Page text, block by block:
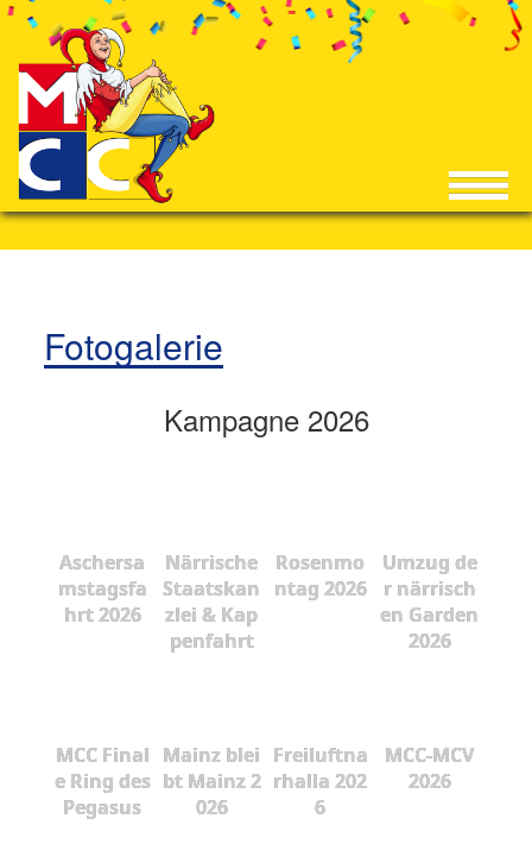
Fotogalerie
Kampagne 2026
Aschersa
mstagsfa
hrt 2026
Närrische
Staatskan
zlei & Kap
penfahrt
Rosenmo
ntag 2026
Umzug de
r närrisch
en Garden
2026
MCC Final
e Ring des
Pegasus
Mainz blei
bt Mainz 2
026
Freiluftna
rhalla 202
6
MCC-MCV
2026